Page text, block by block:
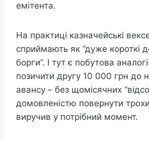
емітента.
На практиці казначейські
сприймають як “дуже короткі
борги”. І тут є побутова
позичити другу 10 000 грн до
авансу – без щомісячних
домовленістю повернути
виручив у потрібний момент.